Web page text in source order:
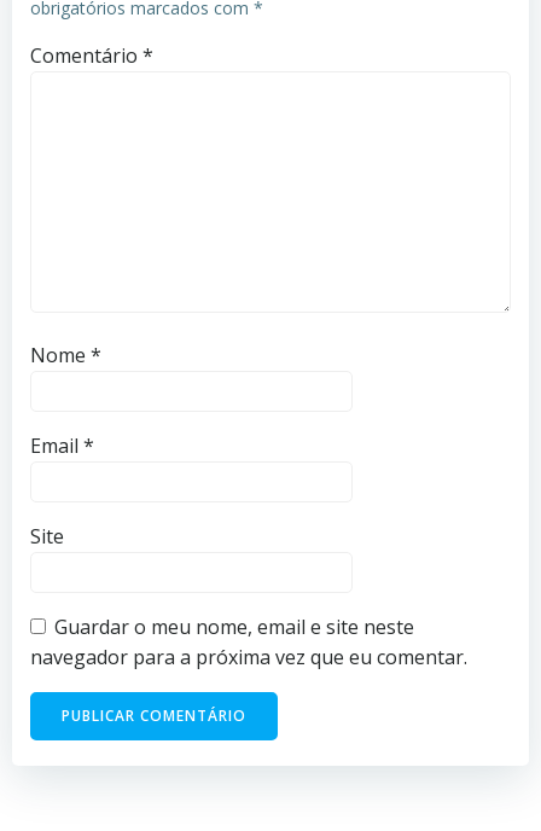
obrigatórios marcados com *
Comentário *
Nome *
Email *
Site
Guardar o meu nome, email e site neste
navegador para a próxima vez que eu comentar.